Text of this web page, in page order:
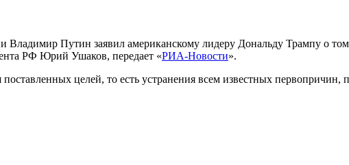
Владимир Путин заявил американскому лидеру Дональду Трампу о
РФ Юрий Ушаков, передает «РИА-Новости».
поставленных целей, то есть устранения всем известных